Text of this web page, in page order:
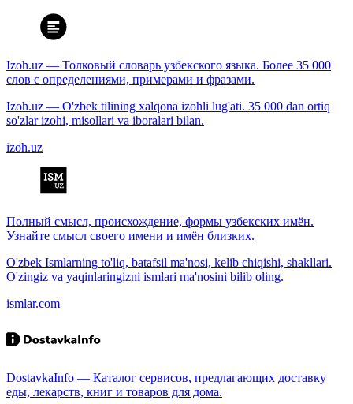
Izoh.uz — Толковый словарь узбекского языка. Более 35 000
слов с определениями, примерами и фразами.
Izoh.uz — O'zbek tilining xalqona izohli lug'ati. 35 000 dan ortiq
so'zlar izohi, misollari va iboralari bilan.
izoh.uz
Полный смысл, происхождение, формы узбекских имён.
Узнайте смысл своего имени и имён близких.
O'zbek Ismlarning to'liq, batafsil ma'nosi, kelib chiqishi, shakllari.
O'zingiz va yaqinlaringizni ismlari ma'nosini bilib oling.
ismlar.com
DostavkaInfo — Каталог сервисов, предлагающих доставку
еды, лекарств, книг и товаров для дома.